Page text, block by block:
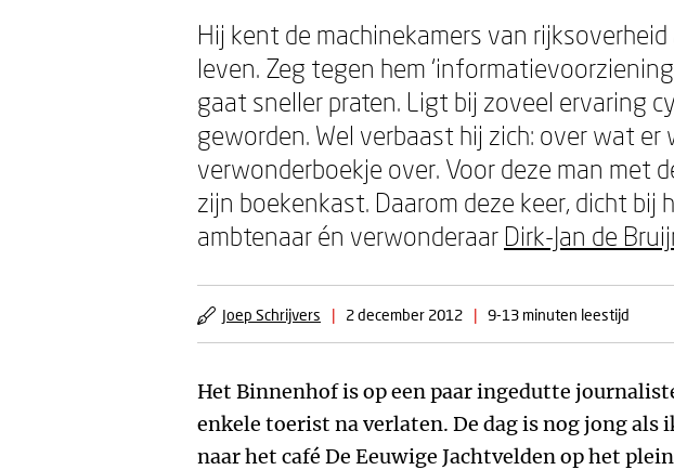
Hij kent de machinekamers van
leven. Zeg tegen hem
gaat sneller praten. Ligt bij zoveel ervaring
geworden. Wel verbaast hij zich: over wat
verwonderboekje over. Voor deze man
zijn boekenkast. Daarom deze keer, dicht
ambtenaar én verwonderaar Dirk-Jan de
Joep Schrijvers | 2 december 2012 | 9-13 minuten leestijd
Het Binnenhof is op een paar ingedutte
enkele toerist na verlaten. De dag is nog jong als
naar het café De Eeuwige Jachtvelden op het